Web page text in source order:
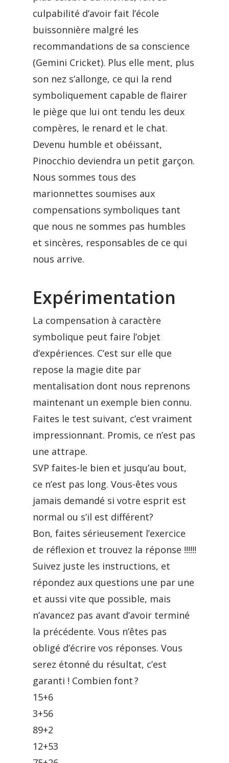
culpabilité d’avoir fait l’école
buissonnière malgré les
recommandations de sa conscience
(Gemini Cricket). Plus elle ment, plus
son nez s’allonge, ce qui la rend
symboliquement capable de flairer
le piège que lui ont tendu les deux
compères, le renard et le chat.
Devenu humble et obéissant,
Pinocchio deviendra un petit garçon.
Nous sommes tous des
marionnettes soumises aux
compensations symboliques tant
que nous ne sommes pas humbles
et sincères, responsables de ce qui
nous arrive.
Expérimentation
La compensation à caractère
symbolique peut faire l’objet
d’expériences. C’est sur elle que
repose la magie dite par
mentalisation dont nous reprenons
maintenant un exemple bien connu.
Faites le test suivant, c’est vraiment
impressionnant. Promis, ce n’est pas
une attrape.
SVP faites-le bien et jusqu’au bout,
ce n’est pas long. Vous-êtes vous
jamais demandé si votre esprit est
normal ou s’il est différent?
Bon, faites sérieusement l’exercice
de réflexion et trouvez la réponse !!!!!!
Suivez juste les instructions, et
répondez aux questions une par une
et aussi vite que possible, mais
n’avancez pas avant d’avoir terminé
la précédente. Vous n’êtes pas
obligé d’écrire vos réponses. Vous
serez étonné du résultat, c’est
garanti ! Combien font ?
15+6
3+56
89+2
12+53